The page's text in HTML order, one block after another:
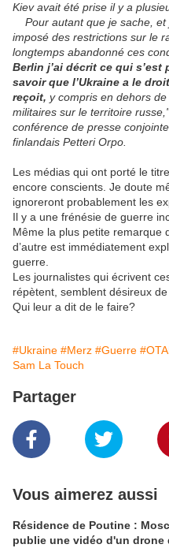
Kiev avait été prise il y a
Pour autant que je sache, et
imposé des restrictions sur le
longtemps abandonné ces
Berlin j’ai décrit ce qui
savoir que l’Ukraine a le
reçoit, y compris en dehors
militaires sur le territoire
conférence de presse
finlandais Petteri Orpo.
Les médias qui ont porté le
encore conscients. Je doute
ignoreront probablement les
Il y a une frénésie de guerre
Même la plus petite remarque
d’autre est immédiatement
guerre.
Les journalistes qui écrivent
répètent, semblent désireux
Qui leur a dit de le faire?
#Ukraine #Merz #Guerre
Sam La Touch
Partager
Vous aimerez aussi
Résidence de Poutine :
publie une vidéo d'un drone